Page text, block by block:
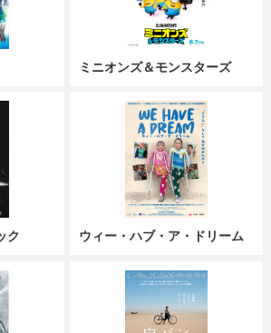
ミニオンズ＆モンスターズ
ク ウィー・ハブ・ア・ドリーム